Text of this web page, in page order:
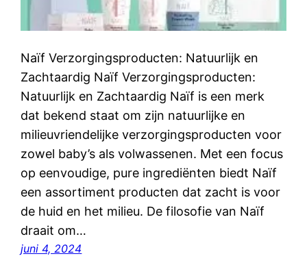
Naïf Verzorgingsproducten: Natuurlijk en
Zachtaardig Naïf Verzorgingsproducten:
Natuurlijk en Zachtaardig Naïf is een merk
dat bekend staat om zijn natuurlijke en
milieuvriendelijke verzorgingsproducten voor
zowel baby’s als volwassenen. Met een focus
op eenvoudige, pure ingrediënten biedt Naïf
een assortiment producten dat zacht is voor
de huid en het milieu. De filosofie van Naïf
draait om…
juni 4, 2024